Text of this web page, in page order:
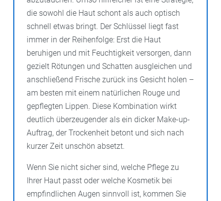
die sowohl die Haut schont als auch optisch
schnell etwas bringt. Der Schlüssel liegt fast
immer in der Reihenfolge: Erst die Haut
beruhigen und mit Feuchtigkeit versorgen, dann
gezielt Rötungen und Schatten ausgleichen und
anschließend Frische zurück ins Gesicht holen –
am besten mit einem natürlichen Rouge und
gepflegten Lippen. Diese Kombination wirkt
deutlich überzeugender als ein dicker Make-up-
Auftrag, der Trockenheit betont und sich nach
kurzer Zeit unschön absetzt.
Wenn Sie nicht sicher sind, welche Pflege zu
Ihrer Haut passt oder welche Kosmetik bei
empfindlichen Augen sinnvoll ist, kommen Sie